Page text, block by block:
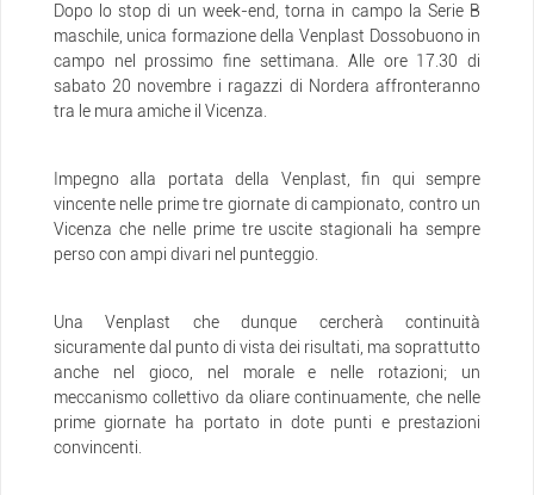
Dopo lo stop di un week-end, torna in campo la Serie B
maschile, unica formazione della Venplast Dossobuono in
campo nel prossimo fine settimana. Alle ore 17.30 di
sabato 20 novembre i ragazzi di Nordera affronteranno
tra le mura amiche il Vicenza.
Impegno alla portata della Venplast, fin qui sempre
vincente nelle prime tre giornate di campionato, contro un
Vicenza che nelle prime tre uscite stagionali ha sempre
perso con ampi divari nel punteggio.
Una Venplast che dunque cercherà continuità
sicuramente dal punto di vista dei risultati, ma soprattutto
anche nel gioco, nel morale e nelle rotazioni; un
meccanismo collettivo da oliare continuamente, che nelle
prime giornate ha portato in dote punti e prestazioni
convincenti.